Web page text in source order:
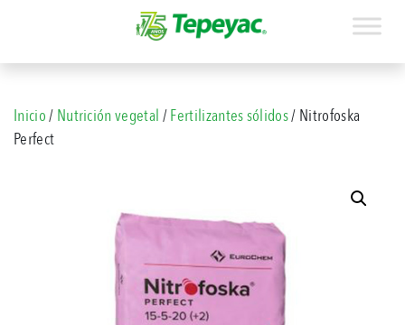
Inicio/ Nutrición vegetal /Fertilizantes sólidos/ Nitrofoska
Perfect